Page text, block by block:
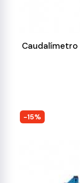
Caudalímetro
-15%